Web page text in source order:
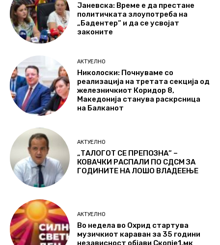
Јаневска: Време е да престане
политичката злоупотреба на
„Бадентер“ и да се усвојат
законите
АКТУЕЛНО
Николоски: Почнуваме со
реализација на третата секција од
железничкиот Коридор 8,
Македонија станува раскрсница
на Балканот
АКТУЕЛНО
„ТАЛОГОТ СЕ ПРЕПОЗНА“ –
КОВАЧКИ РАСПАЛИ ПО СДСМ ЗА
ГОДИНИТЕ НА ЛОШО ВЛАДЕЕЊЕ
АКТУЕЛНО
Во недела во Охрид стартува
музичкиот караван за 35 години
независност објави Скопје1.мк